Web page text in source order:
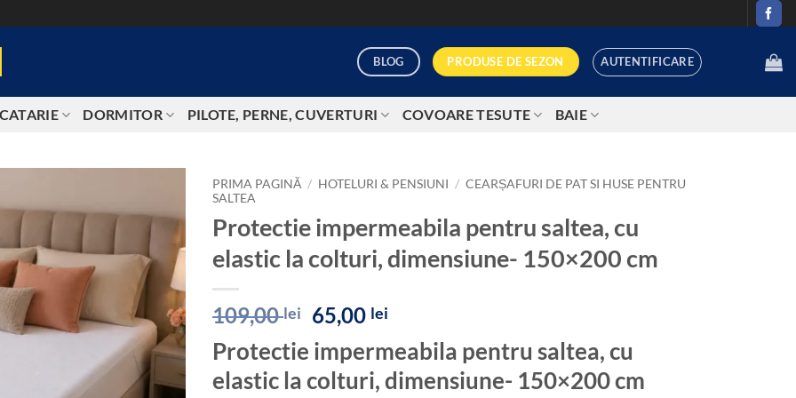
BLOG PRODUSE DE SEZON AUTENTIFICARE
DORMITOR PILOTE, PERNE, CUVERTURI COVOARE TESUTE BAIE
Add to
wishlist
PRIMA PAGINĂ / HOTELURI & PENSIUNI / CEARȘAFURI DE PAT SI HUSE PENTRU
SALTEA
Protectie impermeabila pentru saltea, cu
elastic la colturi, dimensiune- 150×200 cm
109,00lei
Prețul
inițial
a
fost:
65,00 lei
este:
65,00 lei.
Protectie impermeabila pentru saltea, cu
elastic la colturi, dimensiune- 150×200 cm